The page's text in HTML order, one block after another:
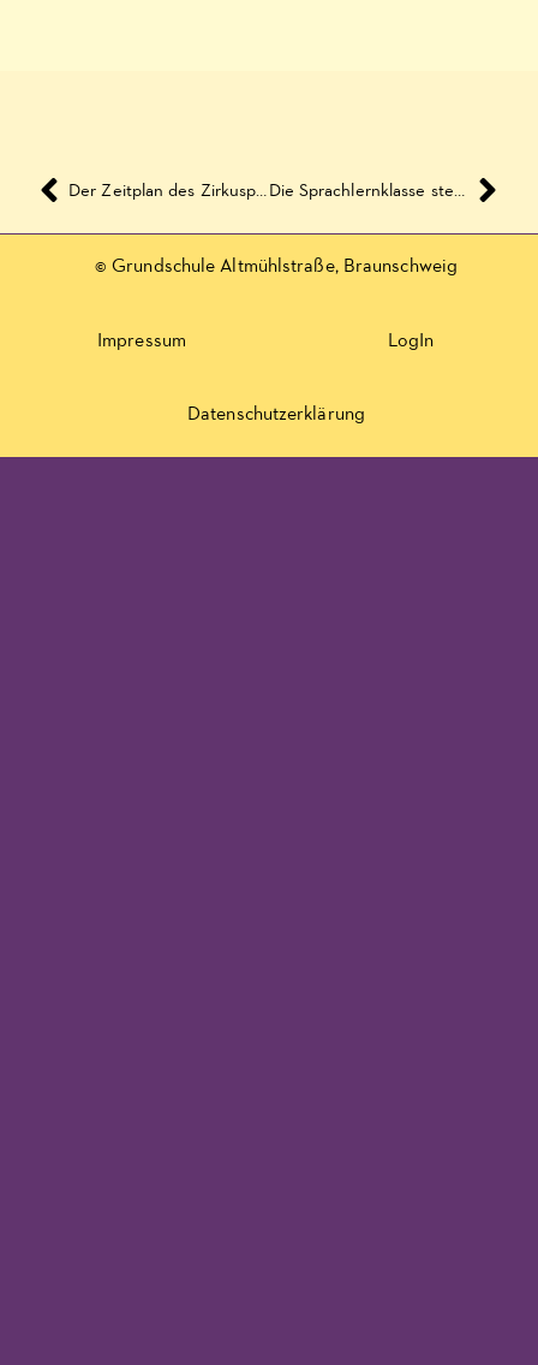
© Grundschule Altmühlstraße, Braunschweig
Impressum LogIn
Datenschutzerklärung